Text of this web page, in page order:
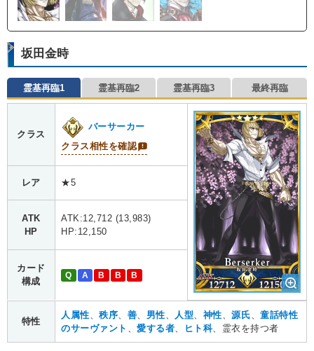
坂田金時
霊基再臨1 霊基再臨2 霊基再臨3 最終再臨
クラス
バーサーカー
クラス相性を確認
レア ★5
ATK
HP
ATK:12,712 (13,983)
HP:12,150
カード
構成
Q A B B B
特性
人属性、秩序、 善、 男性、 人型、 神性、源氏、童話特性
のサーヴァント 、愛する者、 ヒト科、霊衣を持つ者